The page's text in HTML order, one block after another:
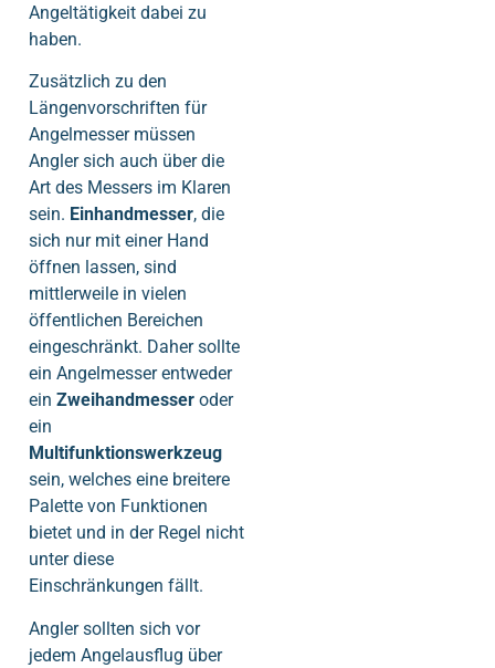
Angeltätigkeit dabei zu
haben.
Zusätzlich zu den
Längenvorschriften für
Angelmesser müssen
Angler sich auch über die
Art des Messers im Klaren
sein. Einhandmesser, die
sich nur mit einer Hand
öffnen lassen, sind
mittlerweile in vielen
öffentlichen Bereichen
eingeschränkt. Daher sollte
ein Angelmesser entweder
ein Zweihandmesser oder
ein
Multifunktionswerkzeug
sein, welches eine breitere
Palette von Funktionen
bietet und in der Regel nicht
unter diese
Einschränkungen fällt.
Angler sollten sich vor
jedem Angelausflug über